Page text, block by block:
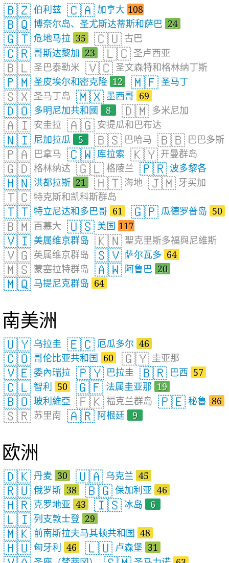
🇧🇿 伯利兹 🇨🇦 加拿大 108
🇧🇶 博奈尔岛、圣尤斯达蒂斯和萨巴 24
🇬🇹 危地马拉 35 🇨🇺 古巴
🇨🇷 哥斯达黎加 23 🇱🇨 圣卢西亚
🇧🇱 圣巴泰勒米 🇻🇨 圣文森特和格林纳丁斯
🇵🇲 圣皮埃尔和密克隆 12 🇲🇫 圣马丁
🇸🇽 圣马丁岛 🇲🇽 墨西哥 69
🇩🇴 多明尼加共和國 8 🇩🇲 多米尼加
🇦🇮 安圭拉 🇦🇬 安提瓜和巴布达
🇳🇮 尼加拉瓜 5 🇧🇸 巴哈马 🇧🇧 巴巴多斯
🇵🇦 巴拿马 🇨🇼 库拉索 🇰🇾 开曼群岛
🇬🇩 格林纳达 🇬🇱 格陵兰 🇵🇷 波多黎各
🇭🇳 洪都拉斯 21 🇭🇹 海地 🇯🇲 牙买加
🇹🇨 特克斯和凯科斯群岛
🇹🇹 特立尼达和多巴哥 61 🇬🇵 瓜德罗普岛 50
🇧🇲 百慕大 🇺🇸 美国 117
🇻🇮 美属维京群岛 🇰🇳 聖克里斯多福與尼維斯
🇻🇬 英属维京群岛 🇸🇻 萨尔瓦多 64
🇲🇸 蒙塞拉特群岛 🇦🇼 阿鲁巴 20
🇲🇶 马提尼克群岛 64
南美洲
🇺🇾 乌拉圭 🇪🇨 厄瓜多尔 46
🇨🇴 哥伦比亚共和国 60 🇬🇾 圭亚那
🇻🇪 委內瑞拉 🇵🇾 巴拉圭 🇧🇷 巴西 57
🇨🇱 智利 50 🇬🇫 法属圭亚那 19
🇧🇴 玻利維亞 🇫🇰 福克兰群岛 🇵🇪 秘鲁 86
🇸🇷 苏里南 🇦🇷 阿根廷 9
欧洲
🇩🇰 丹麦 30 🇺🇦 乌克兰 45
🇷🇺 俄罗斯 38 🇧🇬 保加利亚 46
🇭🇷 克罗地亚 43 🇮🇸 冰岛 6
🇱🇮 列支敦士登 29
🇲🇰 前南斯拉夫马其顿共和国 48
🇭🇺 匈牙利 46 🇱🇺 卢森堡 31